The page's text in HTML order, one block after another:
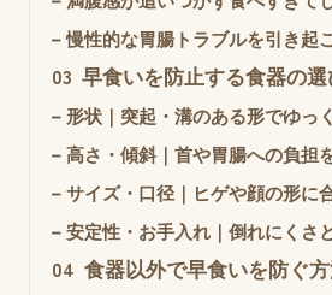
– 慢性的な胃腸トラブルを引き起
03 早食いを防止する食器の選
– 形状｜突起・溝のある形でゆっ
– 高さ・傾斜｜首や胃腸への負担
– サイズ・口径｜ヒゲや顔の形に
– 安定性・お手入れ｜倒れにくさ
04 食器以外で早食いを防ぐ